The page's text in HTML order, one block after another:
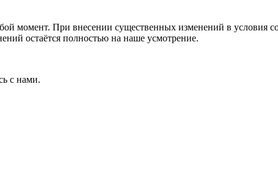
момент. При внесении существенных изменений в условия
остаётся полностью на наше усмотрение.
с нами.